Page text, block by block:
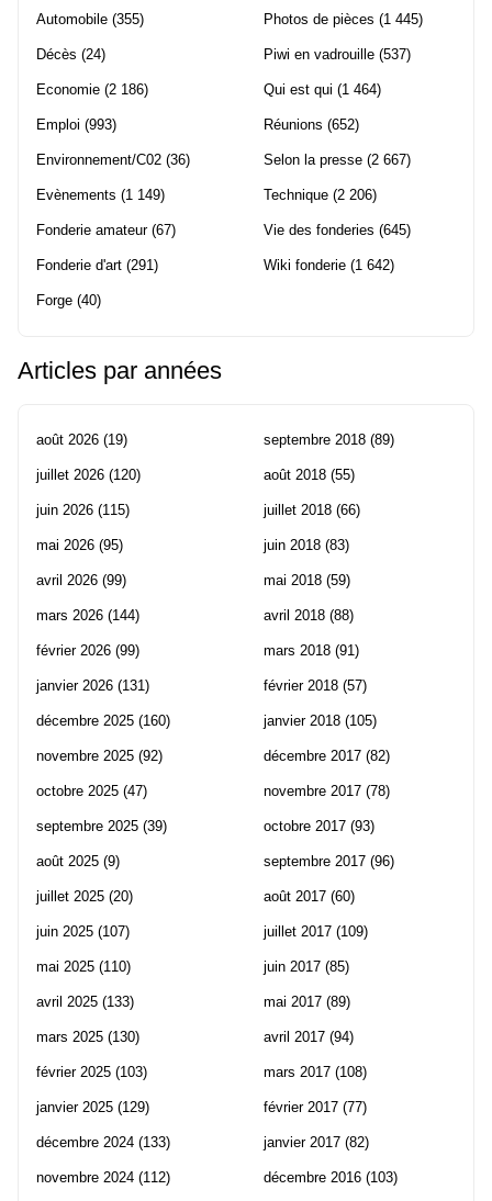
Automobile (355)
Décès (24)
Economie (2 186)
Emploi (993)
Environnement/C02 (36)
Evènements (1 149)
Fonderie amateur(67)
Fonderie d'art (291)
Forge (40)
Photos de pièces (1 445)
Piwi en vadrouille (537)
Qui est qui (1 464)
Réunions (652)
Selon la presse (2 667)
Technique (2 206)
Vie des fonderies (645)
Wiki fonderie (1 642)
Articles par années
août 2026 (19)
juillet 2026 (120)
juin 2026 (115)
mai 2026 (95)
avril 2026 (99)
mars 2026 (144)
février 2026 (99)
janvier 2026 (131)
décembre 2025 (160)
novembre 2025 (92)
octobre 2025 (47)
septembre 2025 (39)
août 2025 (9)
juillet 2025 (20)
juin 2025 (107)
mai 2025 (110)
avril 2025 (133)
mars 2025 (130)
février 2025 (103)
janvier 2025 (129)
décembre 2024 (133)
novembre 2024 (112)
septembre 2018 (89)
août 2018 (55)
juillet 2018 (66)
juin 2018 (83)
mai 2018 (59)
avril 2018 (88)
mars 2018 (91)
février 2018 (57)
janvier 2018 (105)
décembre 2017 (82)
novembre 2017 (78)
octobre 2017 (93)
septembre 2017 (96)
août 2017 (60)
juillet 2017 (109)
juin 2017 (85)
mai 2017 (89)
avril 2017 (94)
mars 2017 (108)
février 2017 (77)
janvier 2017 (82)
décembre 2016 (103)